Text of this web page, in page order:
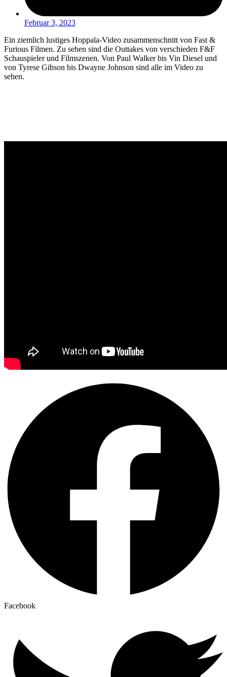
Februar 3, 2023
Ein ziemlich lustiges Hoppala-Video zusammenschnitt von Fast &
Furious Filmen. Zu sehen sind die Outtakes von verschieden F&F
Schauspieler und Filmszenen. Von Paul Walker bis Vin Diesel und
von Tyrese Gibson bis Dwayne Johnson sind alle im Video zu
sehen.
Facebook